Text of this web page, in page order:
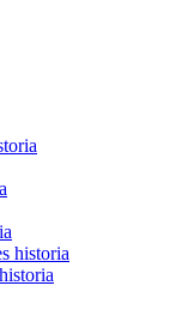
historia